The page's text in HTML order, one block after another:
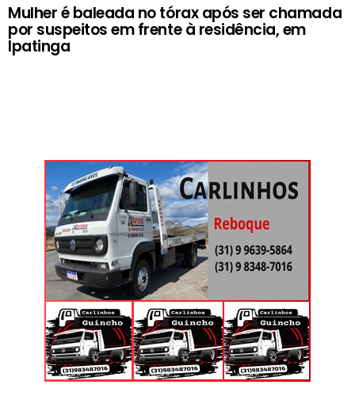
Mulher é baleada no tórax após ser chamada
por suspeitos em frente à residência, em
Ipatinga